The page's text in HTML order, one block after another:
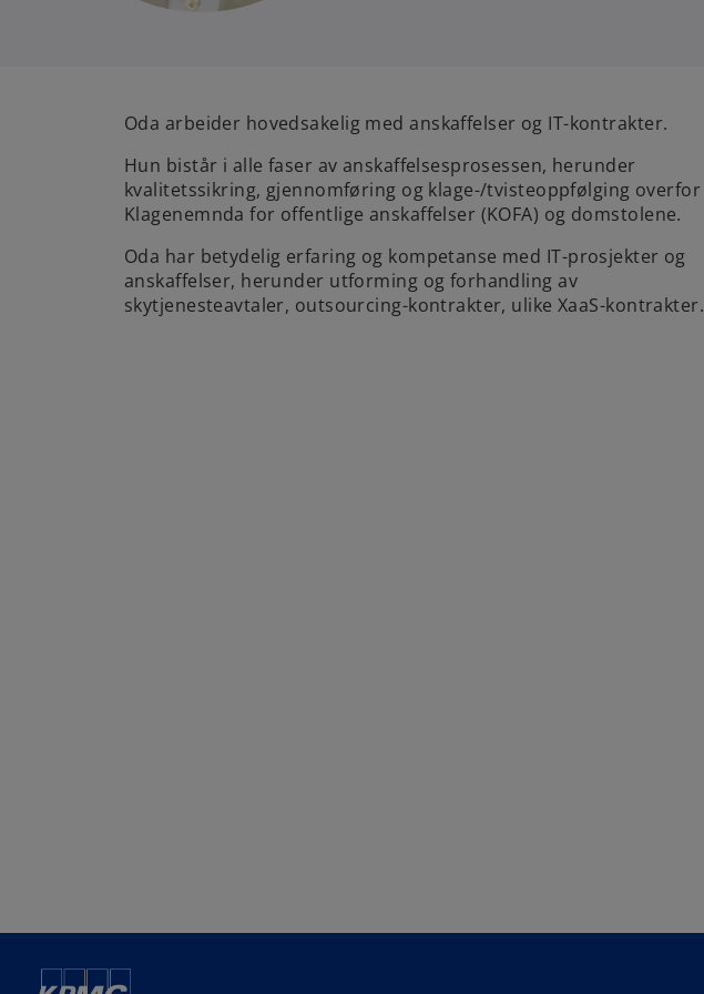
i
a
n
e
w
t
a
Oda arbeider hovedsakelig med anskaffelser og IT-kontrakter.
Hun bistår i alle faser av anskaffelsesprosessen, herunder
kvalitetssikring, gjennomføring og klage-/tvisteoppfølging overfor
Klagenemnda for offentlige anskaffelser (KOFA) og domstolene.
Oda har betydelig erfaring og kompetanse med IT-prosjekter og
anskaffelser, herunder utforming og forhandling av
skytjenesteavtaler, outsourcing-kontrakter, ulike XaaS-kontrakter.